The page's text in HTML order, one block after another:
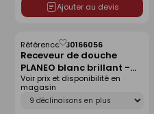
Ajouter au devis
Receveur de douche
PLANEO blanc brillant -
80 x 80 cm
Référence :30166056
Déclinaison
Voir prix et disponibilité en
magasin
Enregistrer
comme
liste